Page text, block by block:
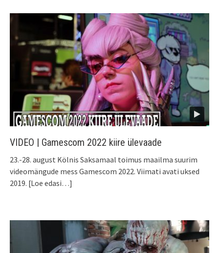
VIDEO | Gamescom 2022 kiire ülevaade
23.-28. august Kölnis Saksamaal toimus maailma suurim
videomängude mess Gamescom 2022. Viimati avati uksed
2019. [Loe edasi…]